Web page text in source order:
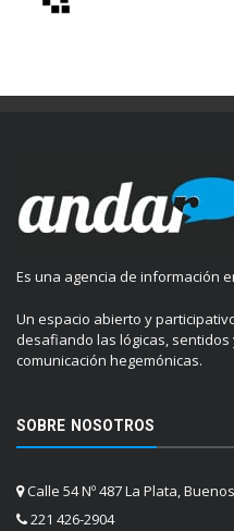
Es una agencia de información
Un espacio abierto y
desafiando las lógicas,
comunicación hegemónicas.
SOBRE NOSOTROS
Calle 54 Nº 487 La Plata,
221 426-2904